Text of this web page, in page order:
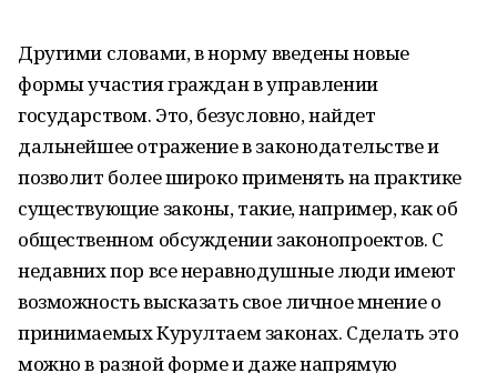
Другими словами, в норму введены новые
формы участия граждан в управлении
государством. Это, безусловно, найдет
дальнейшее отражение в законодательстве и
позволит более широко применять на практике
существующие законы, такие, например, как об
общественном обсуждении законопроектов. С
недавних пор все неравнодушные люди имеют
возможность высказать свое личное мнение о
принимаемых Курултаем законах. Сделать это
можно в разной форме и даже напрямую